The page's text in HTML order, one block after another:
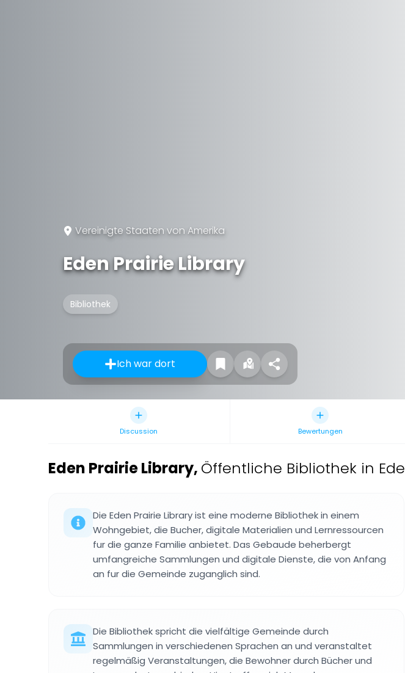
Vereinigte Staaten von Amerika
Eden Prairie Library
Bibliothek
Ich war dort
Discussion Bewertungen
Eden Prairie Library, Öffentliche Bibliothek in
Die Eden Prairie Library ist eine moderne Bibliothek in einem
Wohngebiet, die Bucher, digitale Materialien und Lernressourcen
fur die ganze Familie anbietet. Das Gebaude beherbergt
umfangreiche Sammlungen und digitale Dienste, die von Anfang
an fur die Gemeinde zuganglich sind.
Die Bibliothek spricht die vielfältige Gemeinde durch
Sammlungen in verschiedenen Sprachen an und veranstaltet
regelmäßig Veranstaltungen, die Bewohner durch Bücher und